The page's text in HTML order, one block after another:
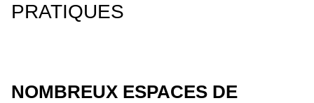
PRATIQUES
NOMBREUX ESPACES DE